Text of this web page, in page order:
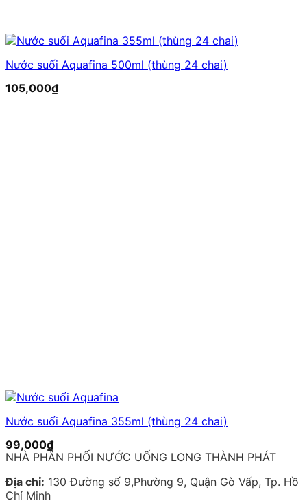
Nước suối Aquafina 500ml (thùng 24 chai)
105,000₫
Nước suối Aquafina 355ml (thùng 24 chai)
99,000₫
NHÀ PHÂN PHỐI NƯỚC UỐNG LONG THÀNH PHÁT
Địa chỉ: 130 Đường số 9,Phường 9, Quận Gò Vấp, Tp. Hồ
Chí Minh